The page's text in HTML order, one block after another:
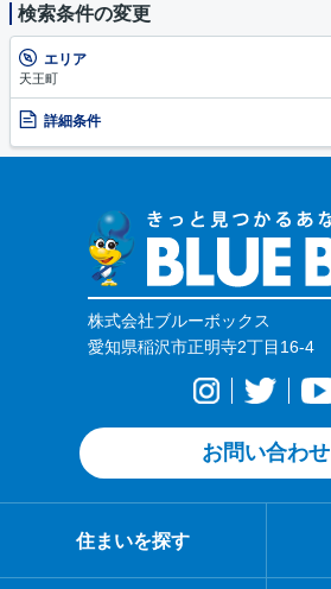
検索条件の変更
エリア
天王町
詳細条件
株式会社ブルーボックス
愛知県稲沢市正明寺2丁目16-4
お問い合わせ
住まいを探す